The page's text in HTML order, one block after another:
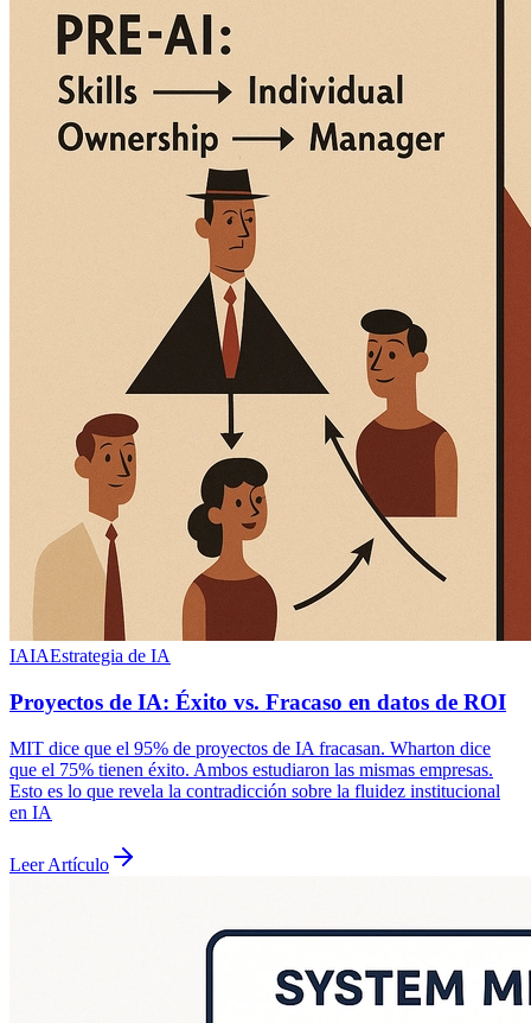
IAIAEstrategia de IA
Proyectos de IA: Éxito vs. Fracaso en datos de ROI
MIT dice que el 95% de proyectos de IA fracasan. Wharton dice
que el 75% tienen éxito. Ambos estudiaron las mismas empresas.
Esto es lo que revela la contradicción sobre la fluidez institucional
en IA
Leer Artículo